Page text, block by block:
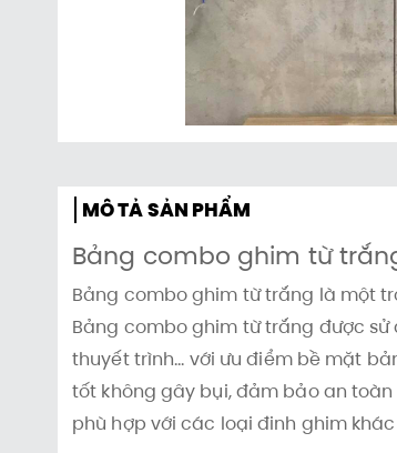
MÔ TẢ SẢN PHẨM
Bảng combo ghim từ
Bảng combo ghim từ trắng là một
Bảng combo ghim từ trắng được
thuyết trình... với ưu điểm bề mặt
tốt không gây bụi, đảm bảo an
phù hợp với các loại đinh ghim